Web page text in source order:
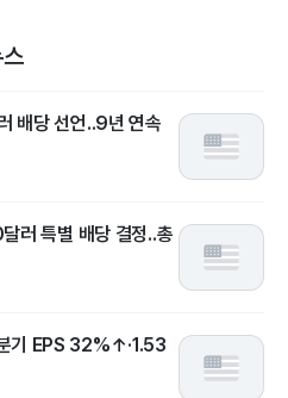
배당 선언..9년 연속
러 특별 배당 결정..총
기 EPS 32%↑·1.53